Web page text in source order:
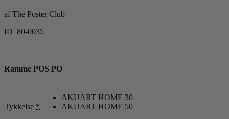
afThe Poster Club
ID_80-0035
Ramme POS PO
Tykkelse *
AKUART HOME 30
AKUART HOME 50